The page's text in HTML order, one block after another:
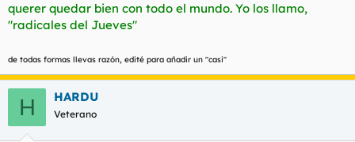
querer quedar bien con todo el mundo. Yo los llamo,
"radicales del Jueves"
de todas formas llevas razón, edité para añadir un "casi"
H HARDU
Veterano